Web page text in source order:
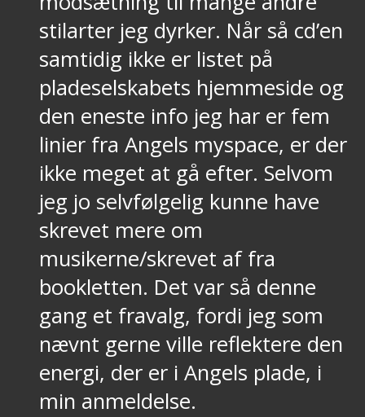
stilarter jeg dyrker. Når så cd’en
samtidig ikke er listet på
pladeselskabets hjemmeside og
den eneste info jeg har er fem
linier fra Angels myspace, er der
ikke meget at gå efter. Selvom
jeg jo selvfølgelig kunne have
skrevet mere om
musikerne/skrevet af fra
bookletten. Det var så denne
gang et fravalg, fordi jeg som
nævnt gerne ville reflektere den
energi, der er i Angels plade, i
min anmeldelse.